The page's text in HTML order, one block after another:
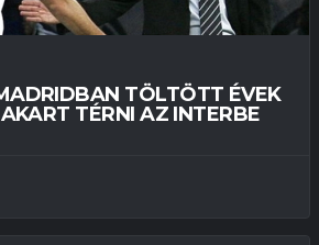
TÖLTÖTT ÉVEK
TÉRNI AZ INTERBE